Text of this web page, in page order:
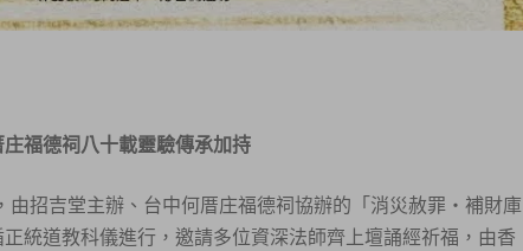
福德祠八十載靈驗傳承加持
招吉堂主辦、台中何厝庄福德祠協辦的「消災赦罪・補財庫
統道教科儀進行，邀請多位資深法師齊上壇誦經祈福，由香